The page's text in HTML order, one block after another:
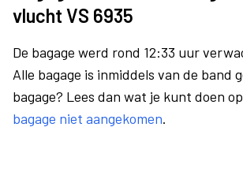
vlucht VS 6935
De bagage werd rond 12:33 uur
Alle bagage is inmiddels van de band
bagage? Lees dan wat je kunt doen
bagage niet aangekomen.